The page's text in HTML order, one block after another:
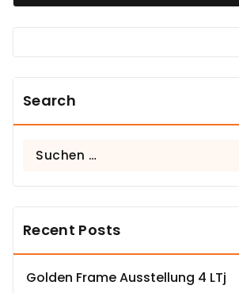
Search
Suchen
Recent Posts
Golden Frame Ausstellung 4 LTj